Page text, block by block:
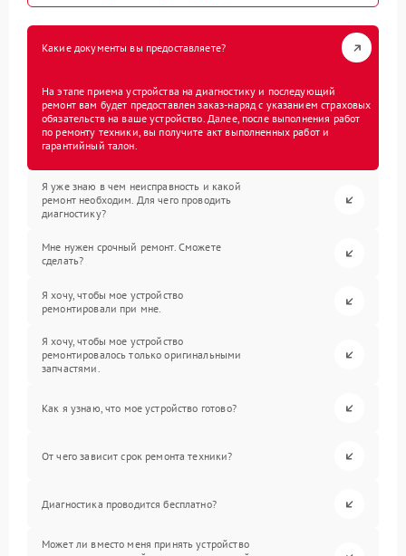
Какие документы вы предоставляете?
На этапе приема устройства на диагностику и последующий
ремонт вам будет предоставлен заказ-наряд с указанием страховых
обязательств на ваше устройство. Далее, после выполнения работ
по ремонту техники, вы получите акт выполненных работ и
гарантийный талон.
Я уже знаю в чем неисправность и какой
ремонт необходим. Для чего проводить
диагностику?
Мне нужен срочный ремонт. Сможете
сделать?
Я хочу, чтобы мое устройство
ремонтировали при мне.
Я хочу, чтобы мое устройство
ремонтировалось только оригинальными
запчастями.
Как я узнаю, что мое устройство готово?
От чего зависит срок ремонта техники?
Диагностика проводится бесплатно?
Может ли вместо меня принять устройство